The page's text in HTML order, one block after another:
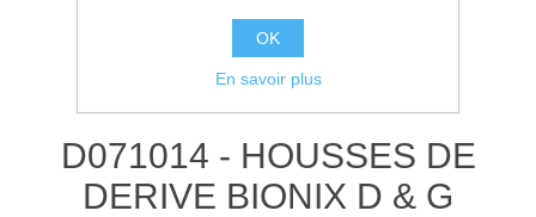
D071014 - HOUSSES DE
DERIVE BIONIX D & G
OK
En savoir plus